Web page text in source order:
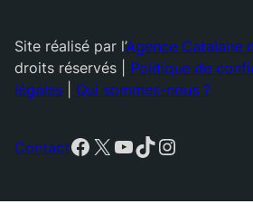
Site réalisé par l’Agence Catalane
droits réservés | Politique de
légales
Qui sommes-nous ?
ContactFacebook
X YouTube
TikTok
Instagram